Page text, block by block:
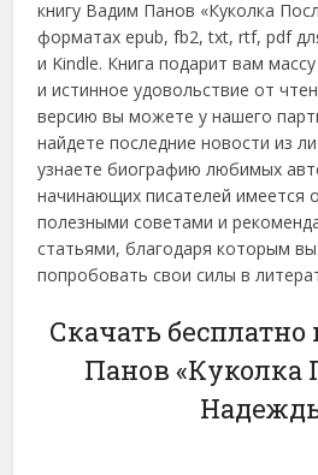
книгу Вадим Панов «Куколка
форматах epub, fb2, txt, rtf, pdf
и Kindle. Книга подарит вам
и истинное удовольствие от
версию вы можете у нашего
найдете последние новости из
узнаете биографию любимых
начинающих писателей имеется
полезными советами и
статьями, благодаря которым
попробовать свои силы в
Скачать
Панов «Куколка